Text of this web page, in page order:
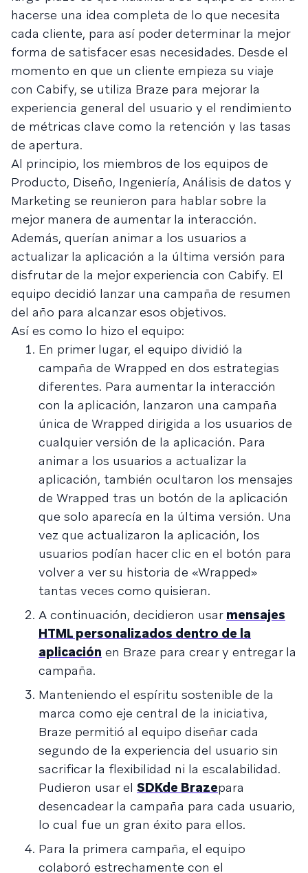
hacerse una idea completa de lo que necesita
cada cliente, para así poder determinar la mejor
forma de satisfacer esas necesidades. Desde el
momento en que un cliente empieza su viaje
con Cabify, se utiliza Braze para mejorar la
experiencia general del usuario y el rendimiento
de métricas clave como la retención y las tasas
de apertura.
Al principio, los miembros de los equipos de
Producto, Diseño, Ingeniería, Análisis de datos y
Marketing se reunieron para hablar sobre la
mejor manera de aumentar la interacción.
Además, querían animar a los usuarios a
actualizar la aplicación a la última versión para
disfrutar de la mejor experiencia con Cabify. El
equipo decidió lanzar una campaña de resumen
del año para alcanzar esos objetivos.
Así es como lo hizo el equipo:
En primer lugar, el equipo dividió la
campaña de Wrapped en dos estrategias
diferentes. Para aumentar la interacción
con la aplicación, lanzaron una campaña
única de Wrapped dirigida a los usuarios de
cualquier versión de la aplicación. Para
animar a los usuarios a actualizar la
aplicación, también ocultaron los mensajes
de Wrapped tras un botón de la aplicación
que solo aparecía en la última versión. Una
vez que actualizaron la aplicación, los
usuarios podían hacer clic en el botón para
volver a ver su historia de «Wrapped»
tantas veces como quisieran.
A continuación, decidieron usar mensajes
HTML personalizados dentro de la
aplicación en Braze para crear y entregar la
campaña.
Manteniendo el espíritu sostenible de la
marca como eje central de la iniciativa,
Braze permitió al equipo diseñar cada
segundo de la experiencia del usuario sin
sacrificar la flexibilidad ni la escalabilidad.
Pudieron usar el SDKde Brazepara
desencadear la campaña para cada usuario,
lo cual fue un gran éxito para ellos.
Para la primera campaña, el equipo
colaboró estrechamente con el